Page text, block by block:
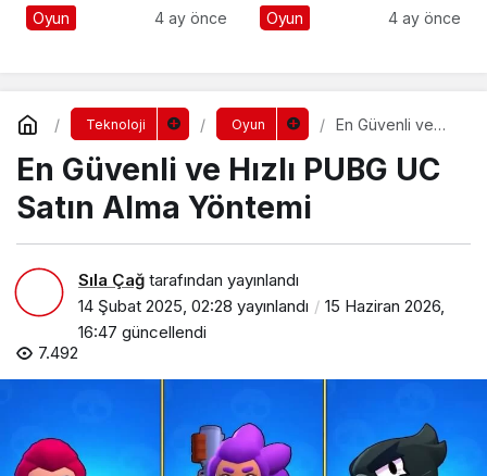
Oyun 4 ay önce
Başladı!
Oyun 4 ay önce
Teknoloji Oyun
En Güvenli ve
Satın Alma
Yöntemi
En Güvenli ve Hızlı PUBG UC
Satın Alma Yöntemi
Sıla Çağ tarafından yayınlandı
14 Şubat 2025, 02:28 yayınlandı
15 Haziran 2026,
16:47 güncellendi
7.492